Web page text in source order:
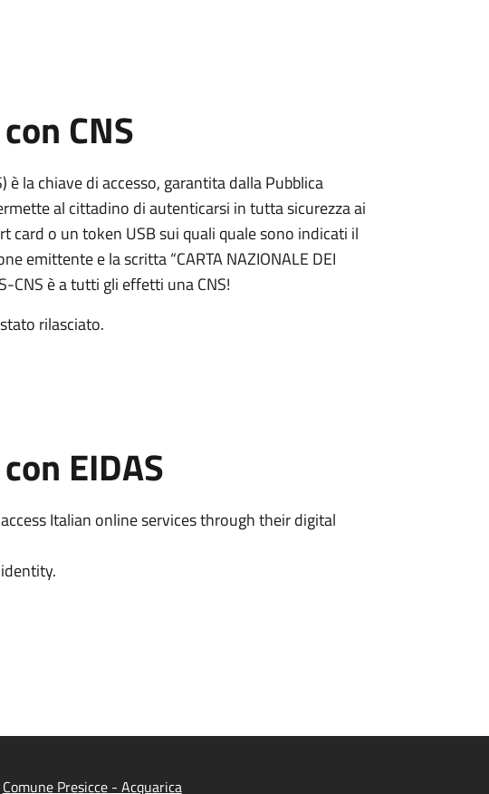
CNS
è la chiave di accesso, garantita dalla Pubblica
al cittadino di autenticarsi in tutta sicurezza ai
card o un token USB sui quali quale sono indicati il
emittente e la scritta “CARTA NAZIONALE DEI
CNS è a tutti gli effetti una CNS!
rilasciato.
EIDAS
Italian online services through their digital
Comune Presicce - Acquarica